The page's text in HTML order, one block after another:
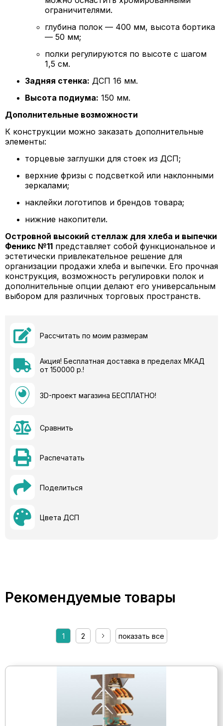
ограничителями.
глубина полок — 400 мм, высота бортика
— 50 мм;
полки регулируются по высоте с шагом
1,5 см.
Задняя стенка: ДСП 16 мм.
Высота подиума: 150 мм.
Дополнительные возможности
К конструкции можно заказать дополнительные
элементы:
торцевые заглушки для стоек из ДСП;
верхние фризы с подсветкой или наклонными
зеркалами;
наклейки логотипов и брендов товара;
нижние накопители.
Островной высокий стеллаж для хлеба и выпечки
Феникс №11 представляет собой функциональное и
эстетически привлекательное решение для
организации продажи хлеба и выпечки. Его прочная
конструкция, возможность регулировки полок и
дополнительные опции делают его универсальным
выбором для различных торговых пространств.
Рассчитать по моим размерам
Акция! Бесплатная доставка в пределах МКАД
от 150000 р.!
3D-проект магазина БЕСПЛАТНО!
Сравнить
Распечатать
Поделиться
Цвета ДСП
Рекомендуемые товары
1 2 показать все